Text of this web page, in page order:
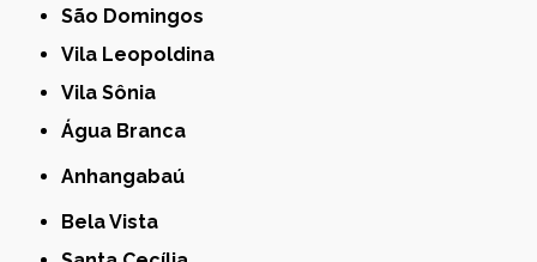
São Domingos
Vila Leopoldina
Vila Sônia
Água Branca
Anhangabaú
Bela Vista